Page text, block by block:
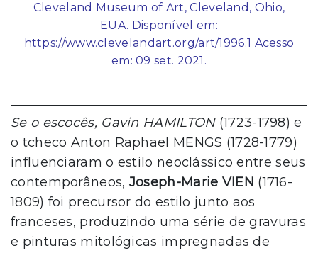
Cleveland Museum of Art, Cleveland, Ohio,
EUA. Disponível em:
https://www.clevelandart.org/art/1996.1 Acesso
em: 09 set. 2021.
Se o escocês, Gavin HAMILTON(1723-1798) e
o tcheco Anton Raphael MENGS (1728-1779)
influenciaram o estilo neoclássico entre seus
contemporâneos, Joseph-Marie VIEN (1716-
1809) foi precursor do estilo junto aos
franceses, produzindo uma série de gravuras
e pinturas mitológicas impregnadas de